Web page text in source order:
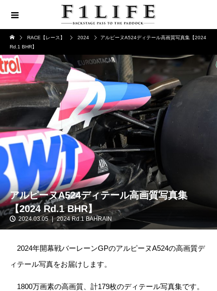
RACE【レース】 2024
アルピーヌA524ディテール高画質写真集【2024
Rd.1 BHR】
アルピーヌA524ディテール高画質写真集
【2024 Rd.1 BHR】
2024.03.05 2024 Rd.1 BAHRAIN
2024年開幕戦バーレーンGPのアルピーヌA524の高画質デ
ィテール写真をお届けします。
1800万画素の高画質、計179枚のディテール写真集です。